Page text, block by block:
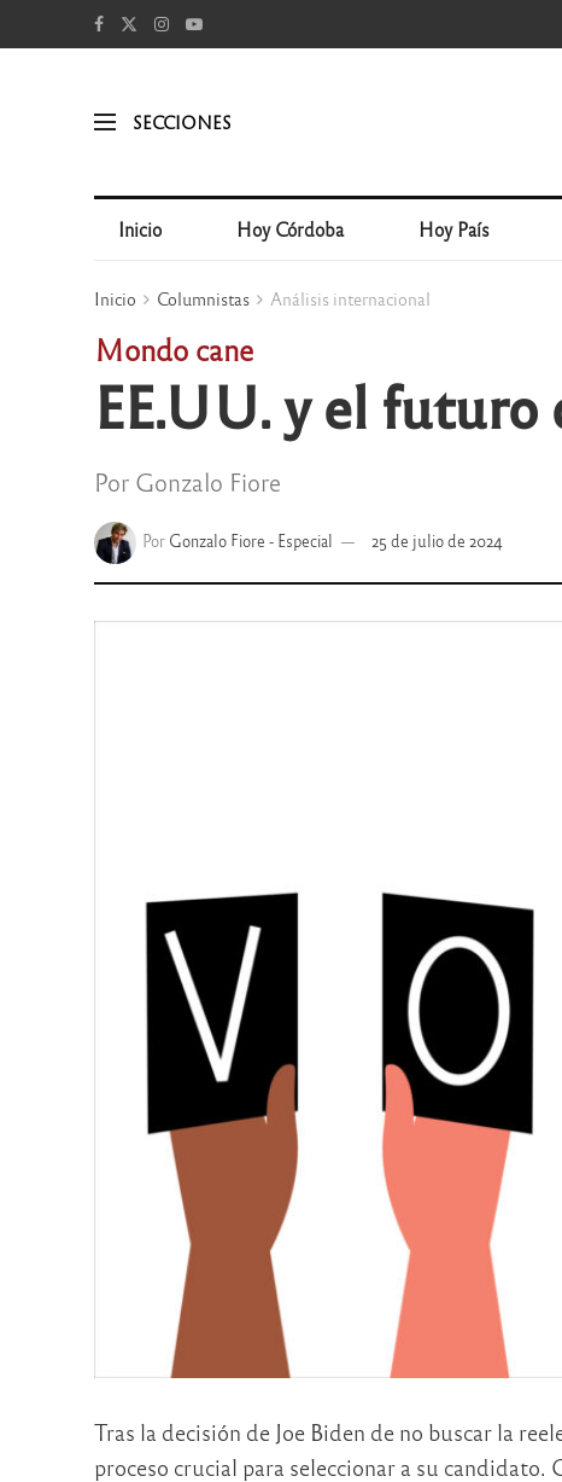
SECCIONES
Inicio Hoy Córdoba Hoy País
Inicio Columnistas Análisis internacional
Mondo cane
EE.UU. y el
Por Gonzalo Fiore
Por Gonzalo Fiore - Especial 25 de julio de 2024
Tras la decisión de Joe Biden de no buscar la
proceso crucial para seleccionar a su